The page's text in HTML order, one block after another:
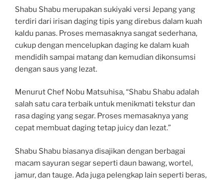
Shabu Shabu merupakan sukiyaki versi Jepang yang
terdiri dari irisan daging tipis yang direbus dalam kuah
kaldu panas. Proses memasaknya sangat sederhana,
cukup dengan mencelupkan daging ke dalam kuah
mendidih sampai matang dan kemudian dikonsumsi
dengan saus yang lezat.
Menurut Chef Nobu Matsuhisa, “Shabu Shabu adalah
salah satu cara terbaik untuk menikmati tekstur dan
rasa daging yang segar. Proses memasaknya yang
cepat membuat daging tetap juicy dan lezat.”
Shabu Shabu biasanya disajikan dengan berbagai
macam sayuran segar seperti daun bawang, wortel,
jamur, dan tauge. Ada juga pelengkap lain seperti beras,